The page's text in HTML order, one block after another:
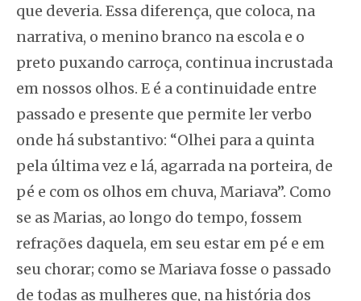
que deveria. Essa diferença, que coloca, na
narrativa, o menino branco na escola e o
preto puxando carroça, continua incrustada
em nossos olhos. E é a continuidade entre
passado e presente que permite ler verbo
onde há substantivo: “Olhei para a quinta
pela última vez e lá, agarrada na porteira, de
pé e com os olhos em chuva, Mariava”. Como
se as Marias, ao longo do tempo, fossem
refrações daquela, em seu estar em pé e em
seu chorar; como se Mariava fosse o passado
de todas as mulheres que, na história dos